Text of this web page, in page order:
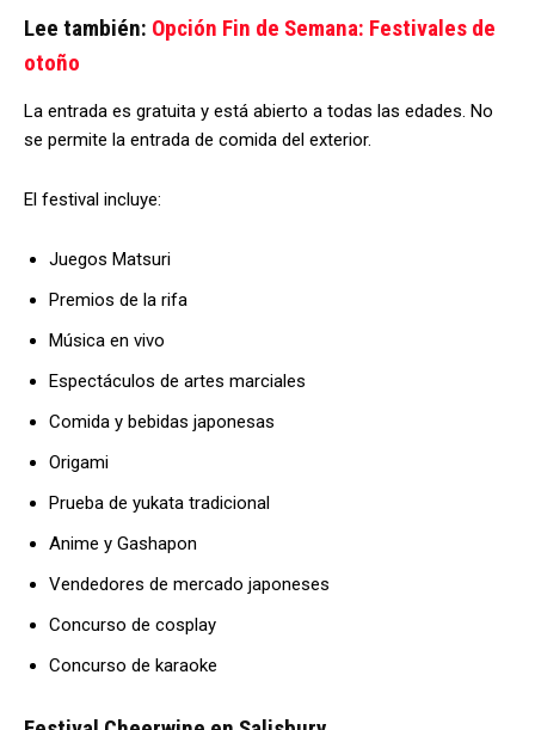
Lee también: Opción Fin de Semana: Festivales de
otoño
La entrada es gratuita y está abierto a todas las edades. No
se permite la entrada de comida del exterior.
El festival incluye:
Juegos Matsuri
Premios de la rifa
Música en vivo
Espectáculos de artes marciales
Comida y bebidas japonesas
Origami
Prueba de yukata tradicional
Anime y Gashapon
Vendedores de mercado japoneses
Concurso de cosplay
Concurso de karaoke